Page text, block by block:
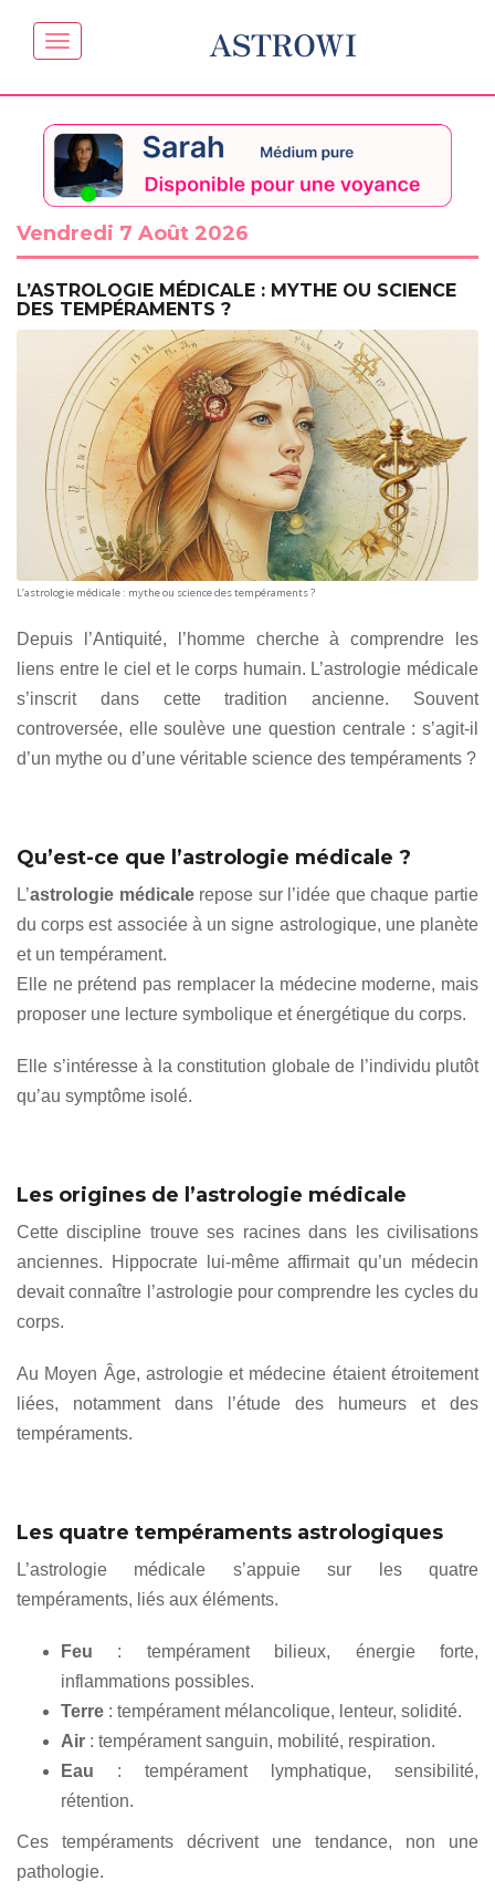
ASTROWI
Vendredi 7 Août 2026
L’ASTROLOGIE MÉDICALE : MYTHE OU SCIENCE
DES TEMPÉRAMENTS ?
L’astrologie médicale : mythe ou science des tempéraments ?
Depuis l’Antiquité, l’homme cherche à comprendre les
liens entre le ciel et le corps humain. L’astrologie médicale
s’inscrit dans cette tradition ancienne. Souvent
controversée, elle soulève une question centrale : s’agit-il
d’un mythe ou d’une véritable science des tempéraments ?
Qu’est-ce que l’astrologie médicale ?
L’astrologie médicalerepose sur l’idée que chaque partie
du corps est associée à un signe astrologique, une planète
et un tempérament.
Elle ne prétend pas remplacer la médecine moderne, mais
proposer une lecture symbolique et énergétique du corps.
Elle s’intéresse à la constitution globale de l’individu plutôt
qu’au symptôme isolé.
Les origines de l’astrologie médicale
Cette discipline trouve ses racines dans les civilisations
anciennes. Hippocrate lui-même affirmait qu’un médecin
devait connaître l’astrologie pour comprendre les cycles du
corps.
Au Moyen Âge, astrologie et médecine étaient étroitement
liées, notamment dans l’étude des humeurs et des
tempéraments.
Les quatre tempéraments astrologiques
L’astrologie médicale s’appuie sur les quatre
tempéraments, liés aux éléments.
Feu : tempérament bilieux, énergie forte,
inflammations possibles.
Terre : tempérament mélancolique, lenteur, solidité.
Air : tempérament sanguin, mobilité, respiration.
Eau : tempérament lymphatique, sensibilité,
rétention.
Ces tempéraments décrivent une tendance, non une
pathologie.